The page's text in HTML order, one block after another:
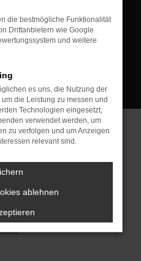
760 90 20
760 90 21
trading.com
Straße 1 | DE-08223
| Webdesign by audaris.de
die bestmögliche Funktionalität
Drittanbietern wie Google
und weitere
es uns, die Nutzung der
die Leistung zu messen und
Technologien eingesetzt,
verwendet werden, um
zu verfolgen und um Anzeigen
relevant sind.
ablehnen